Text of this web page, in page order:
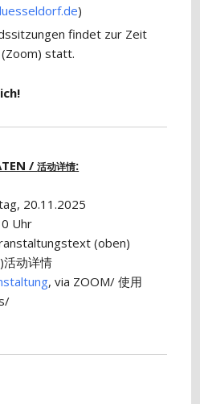
)
findet zur Zeit
statt.
/活动详情:
20.11.2025
Uhr
(oben)
动详情
, via ZOOM/ 使用